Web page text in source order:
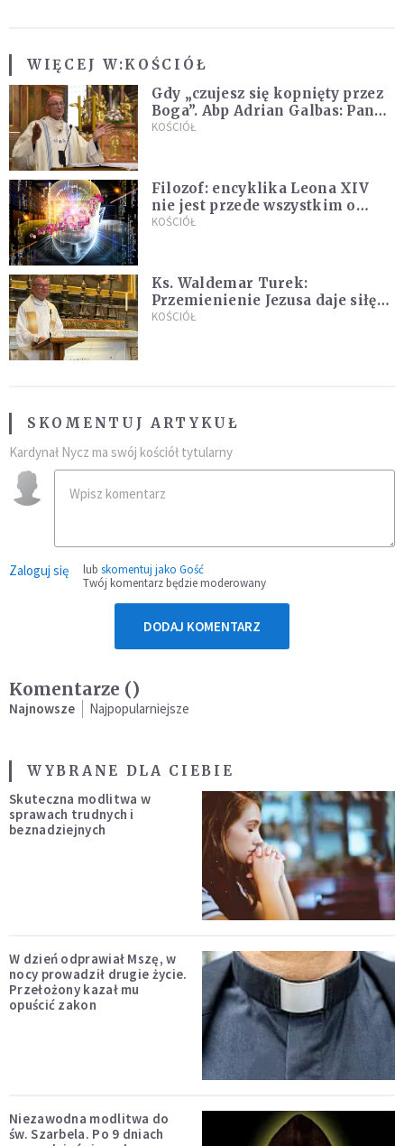
WIĘCEJ W:KOŚCIÓŁ
Gdy „czujesz się kopnięty przez
Boga”. Abp Adrian Galbas: Pan
Bóg nie zabierze szpili
KOŚCIÓŁ
Filozof: encyklika Leona XIV
nie jest przede wszystkim o
sztucznej inteligencji
KOŚCIÓŁ
Ks. Waldemar Turek:
Przemienienie Jezusa daje siłę
do pokonywania przeciwności
KOŚCIÓŁ
SKOMENTUJ ARTYKUŁ
Kardynał Nycz ma swój kościół tytularny
Zaloguj się lub skomentuj jako Gość
Twój komentarz będzie moderowany
DODAJ KOMENTARZ
Komentarze ()
Najnowsze Najpopularniejsze
WYBRANE DLA CIEBIE
Skuteczna modlitwa w
sprawach trudnych i
beznadziejnych
W dzień odprawiał Mszę, w
nocy prowadził drugie życie.
Przełożony kazał mu
opuścić zakon
Niezawodna modlitwa do
św. Szarbela. Po 9 dniach